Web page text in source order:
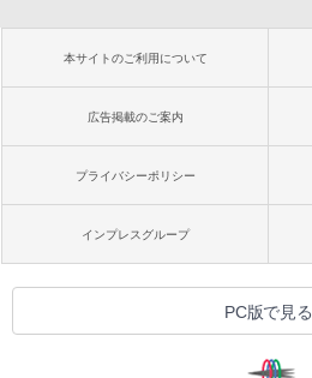
本サイトのご利用について
広告掲載のご案内
プライバシーポリシー
インプレスグループ
PC版で見る